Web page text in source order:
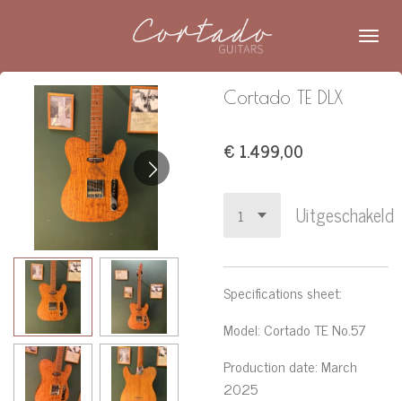
hoofdinhoud
Cortado TE DLX
€ 1.499,00
Uitgeschakeld
Specifications sheet:
Model: Cortado TE No.57
Production date: March
2025